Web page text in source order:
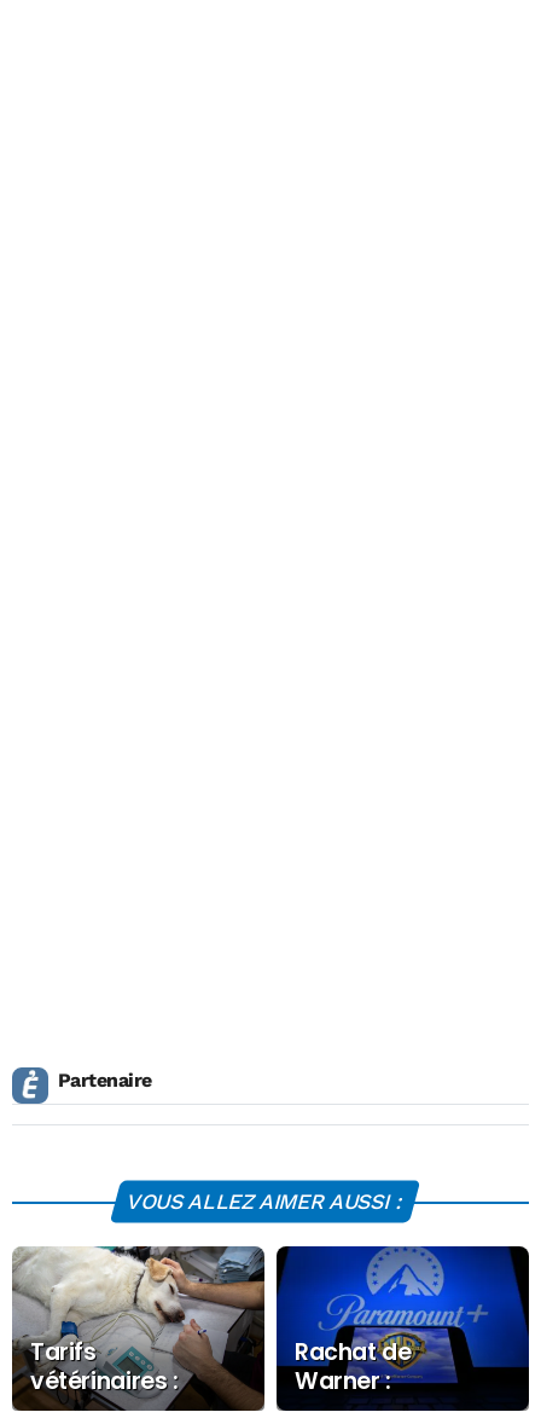
Partenaire
VOUS ALLEZ AIMER AUSSI :
Tarifs
vétérinaires :
changer de regard
Rachat de
Warner :
Paramount défie